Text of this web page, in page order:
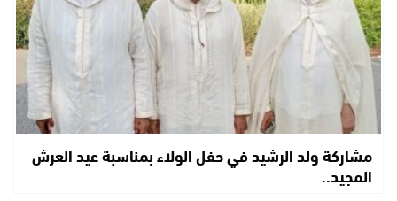
مشاركة ولد الرشيد في حفل الولاء بمناسبة عيد العرش
المجيد..